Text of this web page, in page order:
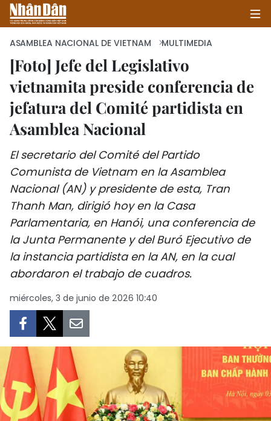
INICIO
POLÍTICA
SOCIEDAD
SALUD - MEDIO AMBIENTE
CULTURA - ENTRETENIMIENTO
INTERNACIONAL
PUENTE DE AMISTAD
HISTORIAS MULTIMEDIA
FOTOGRAFÍA
ASAMBLEA NACIONAL DE VIETNAM MULTIMEDIA
[Foto] Jefe del Legislativo
vietnamita preside conferencia de
jefatura del Comité partidista en
Asamblea Nacional
El secretario del Comité del Partido
Comunista de Vietnam en la Asamblea
Nacional (AN) y presidente de esta, Tran
Thanh Man, dirigió hoy en la Casa
Parlamentaria, en Hanói, una conferencia de
la Junta Permanente y del Buró Ejecutivo de
la instancia partidista en la AN, en la cual
abordaron el trabajo de cuadros.
miércoles, 3 de junio de 2026 10:40